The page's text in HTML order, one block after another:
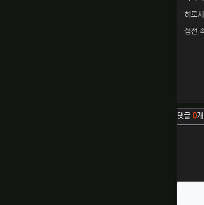
히로
접전
관련
댓글 0개